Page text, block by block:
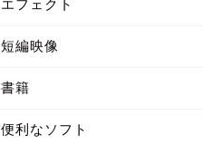
エフェクト
短編映像
書籍
便利なソフト